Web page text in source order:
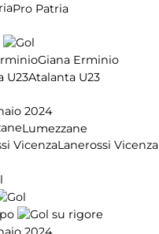
Pro Patria
Giana Erminio
Atalanta U23
2024
Lumezzane
Lanerossi Vicenza